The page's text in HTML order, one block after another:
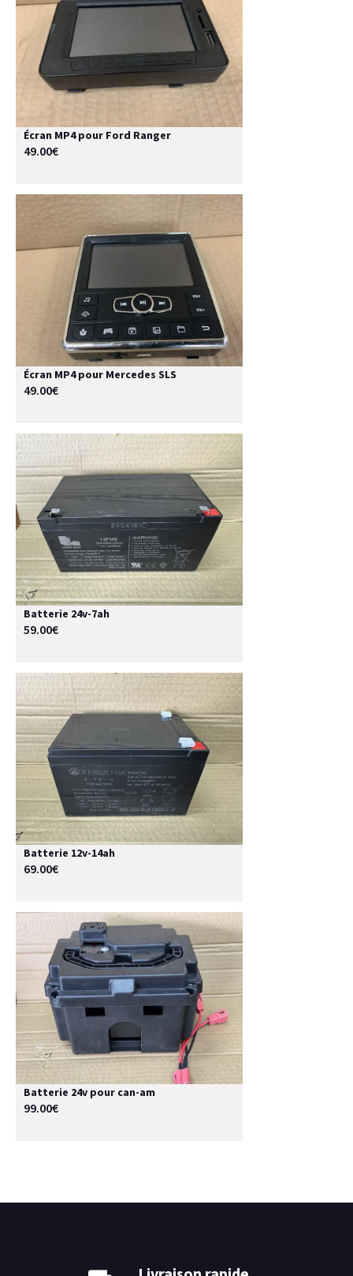
Écran MP4 pour Ford Ranger
49.00€
Écran MP4 pour Mercedes SLS
49.00€
Batterie 24v-7ah
59.00€
Batterie 12v-14ah
69.00€
Batterie 24v pour can-am
99.00€